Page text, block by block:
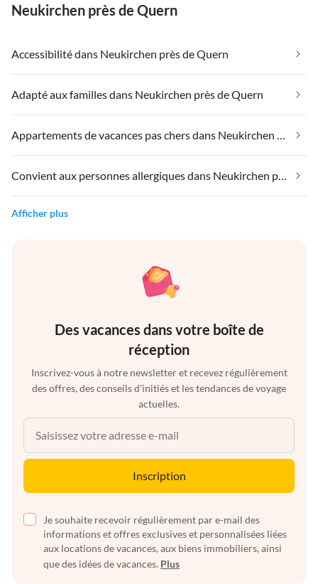
Neukirchen près de Quern
Accessibilité dans Neukirchen près de Quern
Adapté aux familles dans Neukirchen près de Quern
Appartements de vacances pas chers dans Neukirchen près de Quern
Convient aux personnes allergiques dans Neukirchen près de Quern
Afficher plus
Des vacances dans votre boîte de
réception
Inscrivez-vous à notre newsletter et recevez régulièrement
des offres, des conseils d'initiés et les tendances de voyage
actuelles.
Inscription
Je souhaite recevoir régulièrement par e-mail des
informations et offres exclusives et personnalisées liées
aux locations de vacances, aux biens immobiliers, ainsi
que des idées de vacances. Plus